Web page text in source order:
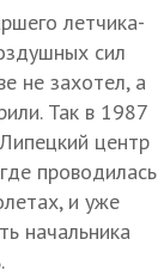
летчика-
сил
не захотел, а
Так в 1987
центр
проводилась
и уже
начальника